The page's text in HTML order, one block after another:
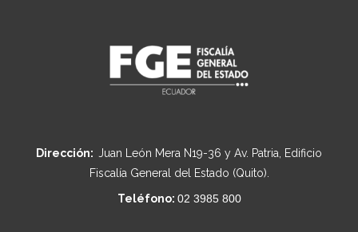
Dirección: Juan León Mera N19-36 y Av. Patria, Edificio
Fiscalía General del Estado (Quito).
Teléfono: 02 3985 800